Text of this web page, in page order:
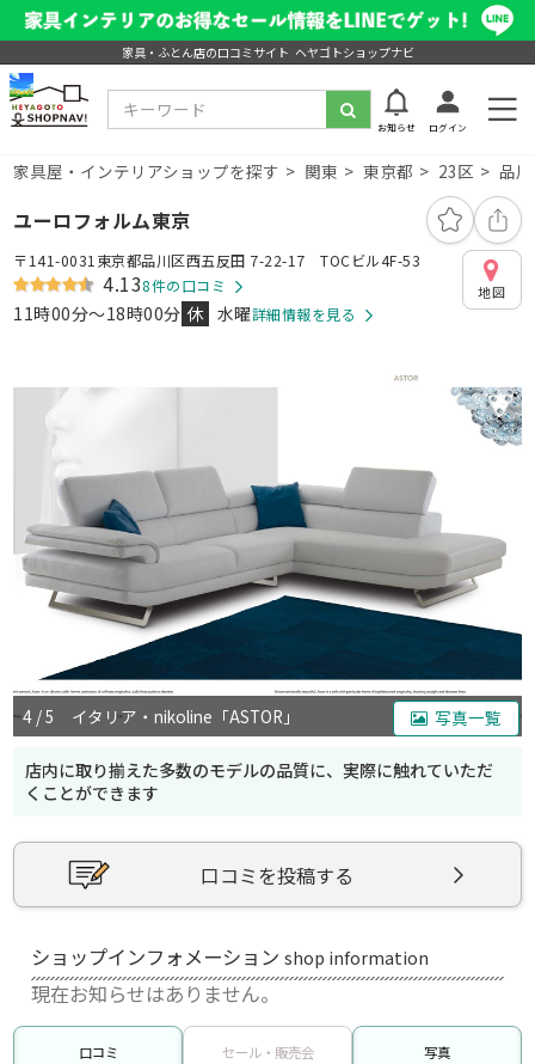
家具・ふとん店の口コミサイト ヘヤゴトショップナビ
お知らせ ログイン
家具屋・インテリアショップを探す 関東 東京都 23区 品
ユーロフォルム東京
〒141-0031東京都品川区西五反田 7-22-17 TOCビル4F-53
4.138件の口コミ
11時00分～18時00分 休 水曜詳細情報を見る
地図
4 / 5 イタリア・nikoline「ASTOR」 写真一覧
店内に取り揃えた多数のモデルの品質に、実際に触れていただ
くことができます
口コミを投稿する
ショップインフォメーションshop information
現在お知らせはありません。
口コミ セール・販売会 写真